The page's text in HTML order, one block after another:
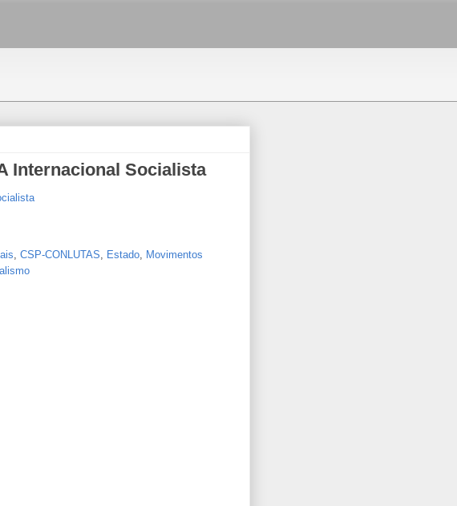
Internacional Socialista
, CSP-CONLUTAS, Estado, Movimentos